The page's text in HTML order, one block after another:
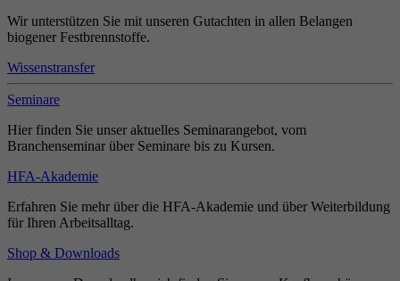
Wir unterstützen Sie mit unseren Gutachten in allen Belangen
biogener Festbrennstoffe.
Wissenstransfer
Seminare
Hier finden Sie unser aktuelles Seminarangebot, vom
Branchenseminar über Seminare bis zu Kursen.
HFA-Akademie
Erfahren Sie mehr über die HFA-Akademie und über Weiterbildung
für Ihren Arbeitsalltag.
Shop & Downloads